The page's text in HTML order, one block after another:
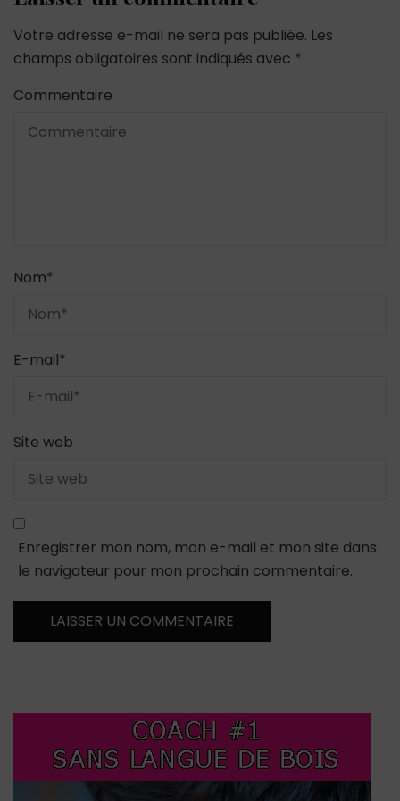
Votre adresse e-mail ne sera pas publiée. Les
champs obligatoires sont indiqués avec *
Commentaire
Nom*
E-mail*
Site web
Enregistrer mon nom, mon e-mail et mon site dans
le navigateur pour mon prochain commentaire.